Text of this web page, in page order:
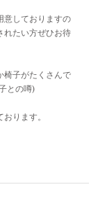
意しておりますの
れたい方ぜひお待
椅子がたくさんで
との噂)
ります。